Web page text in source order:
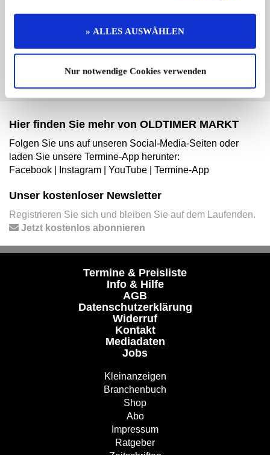
» ALLES AUSWÄHLEN
Nur notwendige Cookies verwenden
ergänzen und für sich zu nutzen:
EINTRAG JETZT ÜBERNEHMEN
Hier finden Sie mehr von OLDTIMER MARKT
Folgen Sie uns auf unseren Social-Media-Seiten oder
laden Sie unsere Termine-App herunter:
Facebook
Instagram YouTube Termine-App
Unser kostenloser Newsletter
Registrieren Sie sich und bleiben Sie auf dem Laufenden.
Jetzt kostenlos abonnieren
Termine & Preisliste
Info & Hilfe
AGB
Datenschutzerklärung
Widerruf
Kontakt
Mediadaten
Jobs
Kleinanzeigen
Branchenbuch
Shop
Abo
Impressum
Ratgeber